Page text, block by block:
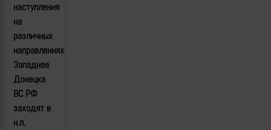
наступления
на
различных
направлениях.
Западнее
Донецка
ВС РФ
заходят в
н.п.